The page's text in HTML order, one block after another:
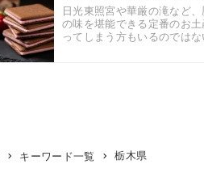
日光東照宮や華厳の滝など
の味を堪能できる定番のお
ってしまう方もいるのでは
キーワード一覧 栃木県